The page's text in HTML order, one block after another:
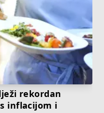
rekordan
inflacijom i